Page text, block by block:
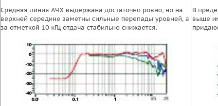
Средняя линия АЧХ выдержана достаточно ровно, но на
верхней середине заметны сильные перепады уровней, а
за отметкой 10 кГц отдача стабильно снижается.
В
выше